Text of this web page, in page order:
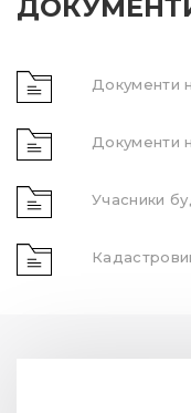
Документи
Документи
Учасники